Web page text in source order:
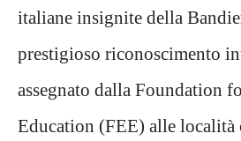
italiane insignite della
prestigioso riconoscimento
assegnato dalla Foundation
Education (FEE) alle località